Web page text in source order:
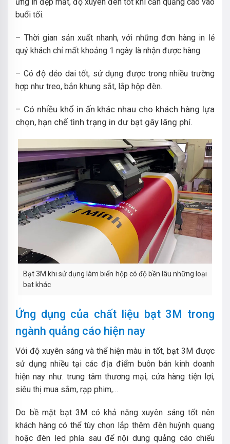
buổi tối.
– Thời gian sản xuất nhanh, với những đơn hàng in lẻ
quý khách chỉ mất khoảng 1 ngày là nhận được hàng
– Có độ dẻo dai tốt, sử dụng được trong nhiều trường
hợp như treo, bắn khung sắt, lắp hộp đèn.
– Có nhiều khổ in ấn khác nhau cho khách hàng lựa
chọn, hạn chế tình trạng in dư bạt gây lãng phí.
Bạt 3M khi sử dụng làm biển hộp có độ bền lâu những loại
bạt khác
Ứng dụng của chất liệu bạt 3M trong
ngành quảng cáo hiện nay
Với độ xuyên sáng và thể hiện màu in tốt, bạt 3M được
sử dụng nhiều tại các địa điểm buôn bán kinh doanh
hiện nay như: trung tâm thương mại, cửa hàng tiện lợi,
siêu thị mua sắm, rạp phim,…
Do bề mặt bạt 3M có khả năng xuyên sáng tốt nên
khách hàng có thể tùy chọn lắp thêm đèn huỳnh quang
hoặc đèn led phía sau để nội dung quảng cáo chiếu